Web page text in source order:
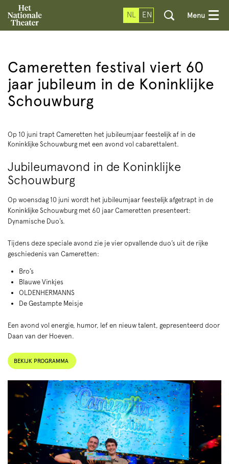
NL EN Menu
Cameretten festival viert 60
jaar jubileum in de Koninklijke
Schouwburg
Op 10 juni trapt Cameretten het jubileumjaar feestelijk af in de
Koninklijke Schouwburg met een avond vol cabarettalent.
Jubileumavond in de Koninklijke
Schouwburg
Op woensdag 10 juni wordt het jubileumjaar feestelijk afgetrapt in de
Koninklijke Schouwburg met 60 jaar Cameretten presenteert:
Dynamische Duo’s.
Tijdens deze speciale avond zie je vier opvallende duo’s uit de rijke
geschiedenis van Cameretten:
Bro’s
Blauwe Vinkjes
OLDENHERMANNS
De Gestampte Meisje
Een avond vol energie, humor, lef en nieuw talent, gepresenteerd door
Daan van der Hoeven.
BEKIJK PROGRAMMA